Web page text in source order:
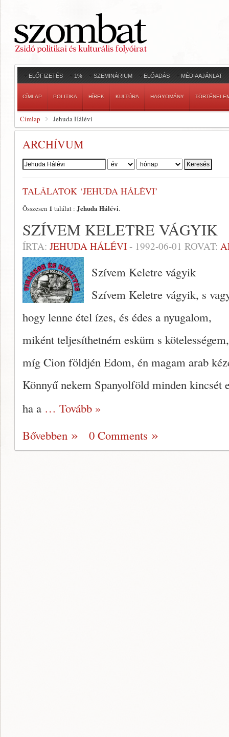
ELŐFIZETÉS 1% SZEMINÁRIUM ELŐADÁS MÉDIAAJÁNLAT
CÍMLAP POLITIKA HÍREK KULTÚRA HAGYOMÁNY
Címlap Jehuda Hálévi
ARCHÍVUM
Szerző:
TALÁLATOK ‘JEHUDA HÁLÉVI’
Összesen 1 találat : Jehuda Hálévi.
SZÍVEM KELETRE VÁGYIK
ÍRTA: JEHUDA HÁLÉVI - 1992-06-01 ROVAT:
Szívem Keletre vágyik
Szívem Keletre vágyik, s
hogy lenne étel ízes, és édes a nyugalom,
miként teljesíthetném esküm s kötelességem,
míg Cion földjén Edom, én magam arab
Könnyű nekem Spanyolföld minden kincsét
ha a … Tovább »
Bővebben
0 Comments